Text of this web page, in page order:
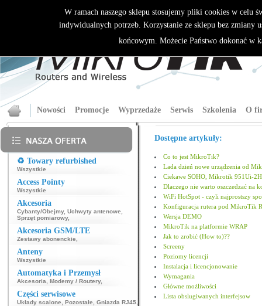
Nowości Promocje Wyprzedaże Serwis Szkolenia O
♻️ Towary refurbished
Wszystkie
Access Pointy
Wszystkie
Akcesoria
Cybanty/Obejmy, Uchwyty antenowe
Sprzęt pomiarowy,
Akcesoria GSM/LTE
Zestawy abonenckie
Anteny
Wszystkie
Automatyka i Przemysł
Akcesoria Modemy / Routery,
Części serwisowe
Układy scalone Pozostałe Gniazda RJ45
Dostępne artykuły:
Co to jest MikroTik?
Lada dzień nowe urządzenia od
Ciekawe SOHO, Mikrotik 951Ui-
Dlaczego nie warto oszczedzać na
WiFi HotSpot - czyli najprostszy
Konfiguracja rutera pod MikroTik
Wersja DEMO
MikroTik na platformie WRAP
Jak to zrobić (How to)??
Screeny
Poziomy licencji
Instalacja i licencjonowanie
Wymagania
Główne możliwości
Lista obslugiwanych interfejsow
W ramach naszego sklepu stosujemy pliki cookies w celu
indywidualnych potrzeb. Korzystanie ze sklepu bez zmiany
końcowym. Możecie Państwo dokonać w